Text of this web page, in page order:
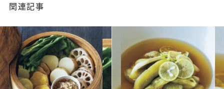
関連記事